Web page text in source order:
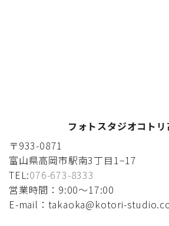
フォトスタジオコト
〒933-0871
富山県高岡市駅南3丁目1−17
TEL:076-673-8333
営業時間：9:00〜17:00
E-mail：takaoka@kotori-